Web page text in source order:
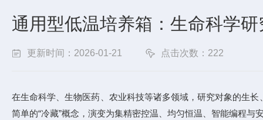
通用型低温培养箱：生命科学研
更新时间：2026-01-21 点击次数：222
在生命科学、生物医药、农业科技等诸多领域，研究对象的生
简单的“冷藏”概念，演变为集精密控温、均匀恒温、智能编程